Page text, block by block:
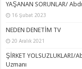
YAŞANAN SORUNLAR/
16 Şubat 2023
NEDEN DENETİM TV
20 Aralık 2021
ŞİRKET YOLSUZLUKLARI/
Uzmanı